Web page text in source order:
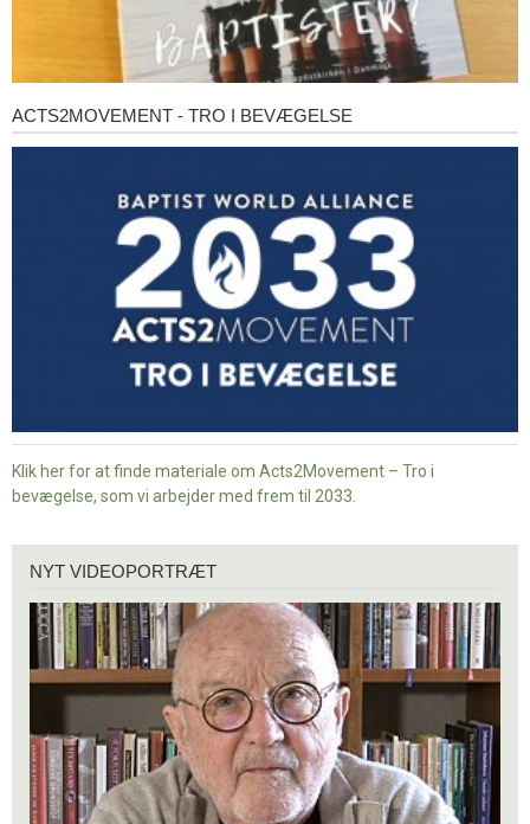
Acts2Movement
-
ACTS2MOVEMENT - TRO I BEVÆGELSE
Klik her for at finde materiale om Acts2Movement – Tro i
bevægelse, som vi arbejder med frem til 2033.
videoportræt
NYT VIDEOPORTRÆT